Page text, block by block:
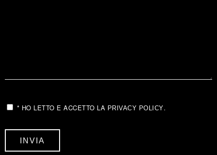
* HO LETTO E ACCETTO LA PRIVACY POLICY.